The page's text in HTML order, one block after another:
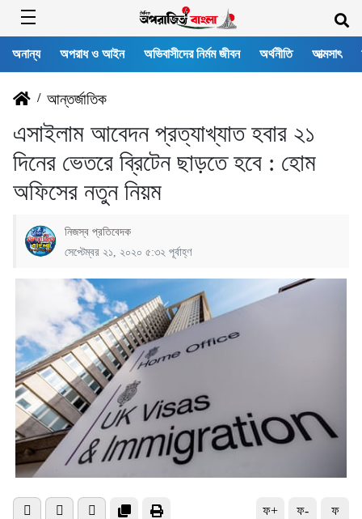
অনান্য অপরাধ ও আইন অভিবাসীদের নির্মম জীবন অর্থনীতি আত্মসাৎ
/ আন্তর্জাতিক
এসাইলাম আবেদন প্রত্যাখ্যাত হবার ২১
দিনের ভেতরে ব্রিটেন ছাড়তে হবে : হোম
অফিসের নতুন নিয়ম
নিজস্ব প্রতিবেদক
সেপ্টেম্বর ২১, ২০২০ ৫:৩২ পূর্বাহ্ণ
ফ+ ফ- ফ